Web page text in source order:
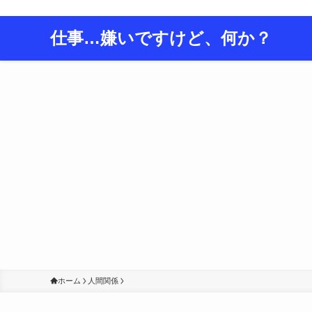
仕事…嫌いですけど、何か？
ホーム 人間関係